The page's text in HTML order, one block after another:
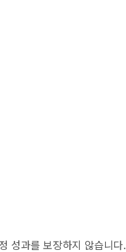
성과를 보장하지 않습니다.